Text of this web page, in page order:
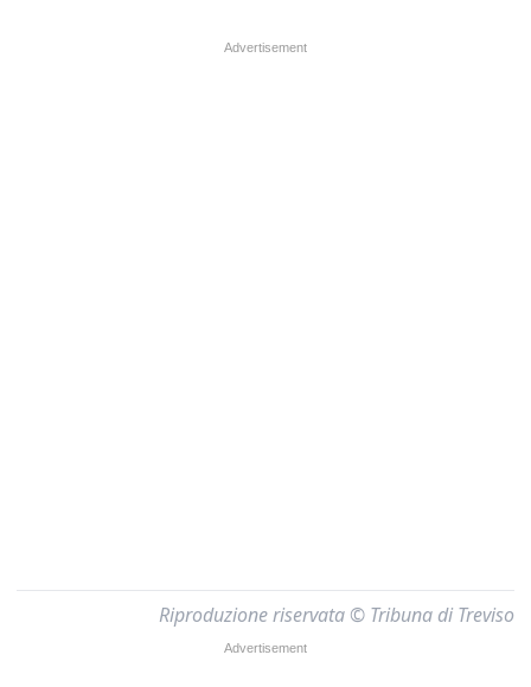
Riproduzione riservata © Tribuna di Treviso